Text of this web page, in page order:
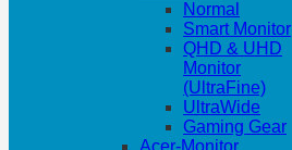
Normal
Smart Monitor
QHD & UHD
Monitor
(UltraFine)
UltraWide
Gaming Gear
Acer-Monitor